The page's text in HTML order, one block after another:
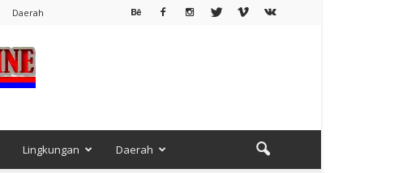
Daerah
Lingkungan Daerah